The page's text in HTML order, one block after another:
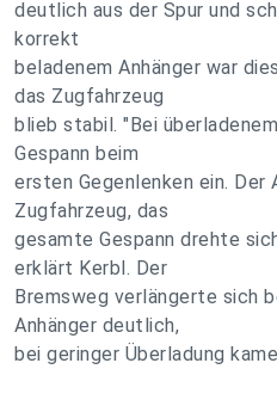
deutlich aus der Spur und
korrekt
beladenem Anhänger war
das Zugfahrzeug
blieb stabil. "Bei
Gespann beim
ersten Gegenlenken ein. Der
Zugfahrzeug, das
gesamte Gespann drehte
erklärt Kerbl. Der
Bremsweg verlängerte sich
Anhänger deutlich,
bei geringer Überladung